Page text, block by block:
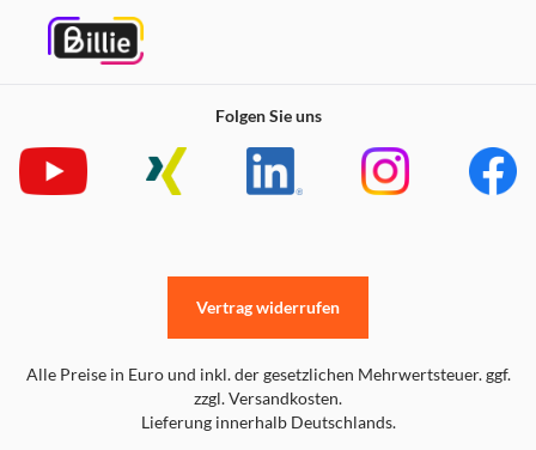
Tausche je nach Lust und Laune deine PopTop aus - geht
Folgen Sie uns
Alle Preise in Euro und inkl. der gesetzlichen Mehrwertsteuer. ggf.
zzgl. Versandkosten.
Lieferung innerhalb Deutschlands.
Vertrag widerrufen